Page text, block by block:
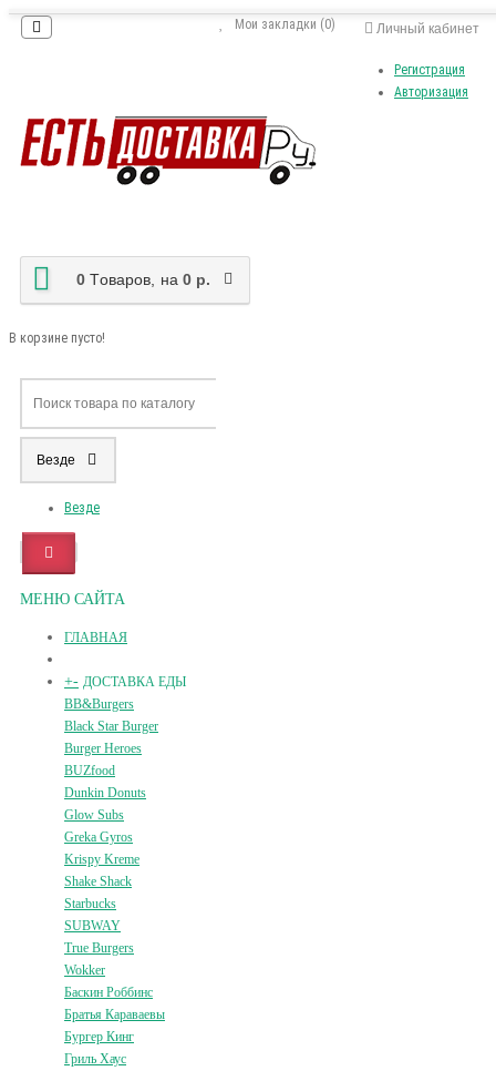
Личный кабинет
Регистрация
Авторизация
Мои закладки (0)
0 Tоваров, на 0 р.
В корзине пусто!
Везде
Везде
МЕНЮ САЙТА
ГЛАВНАЯ
+- ДОСТАВКА ЕДЫ
BB&Burgers
Black Star Burger
Burger Heroes
BUZfood
Dunkin Donuts
Glow Subs
Greka Gyros
Krispy Kreme
Shake Shack
Starbucks
SUBWAY
True Burgers
Wokker
Баскин Роббинс
Братья Караваевы
Бургер Кинг
Гриль Хаус